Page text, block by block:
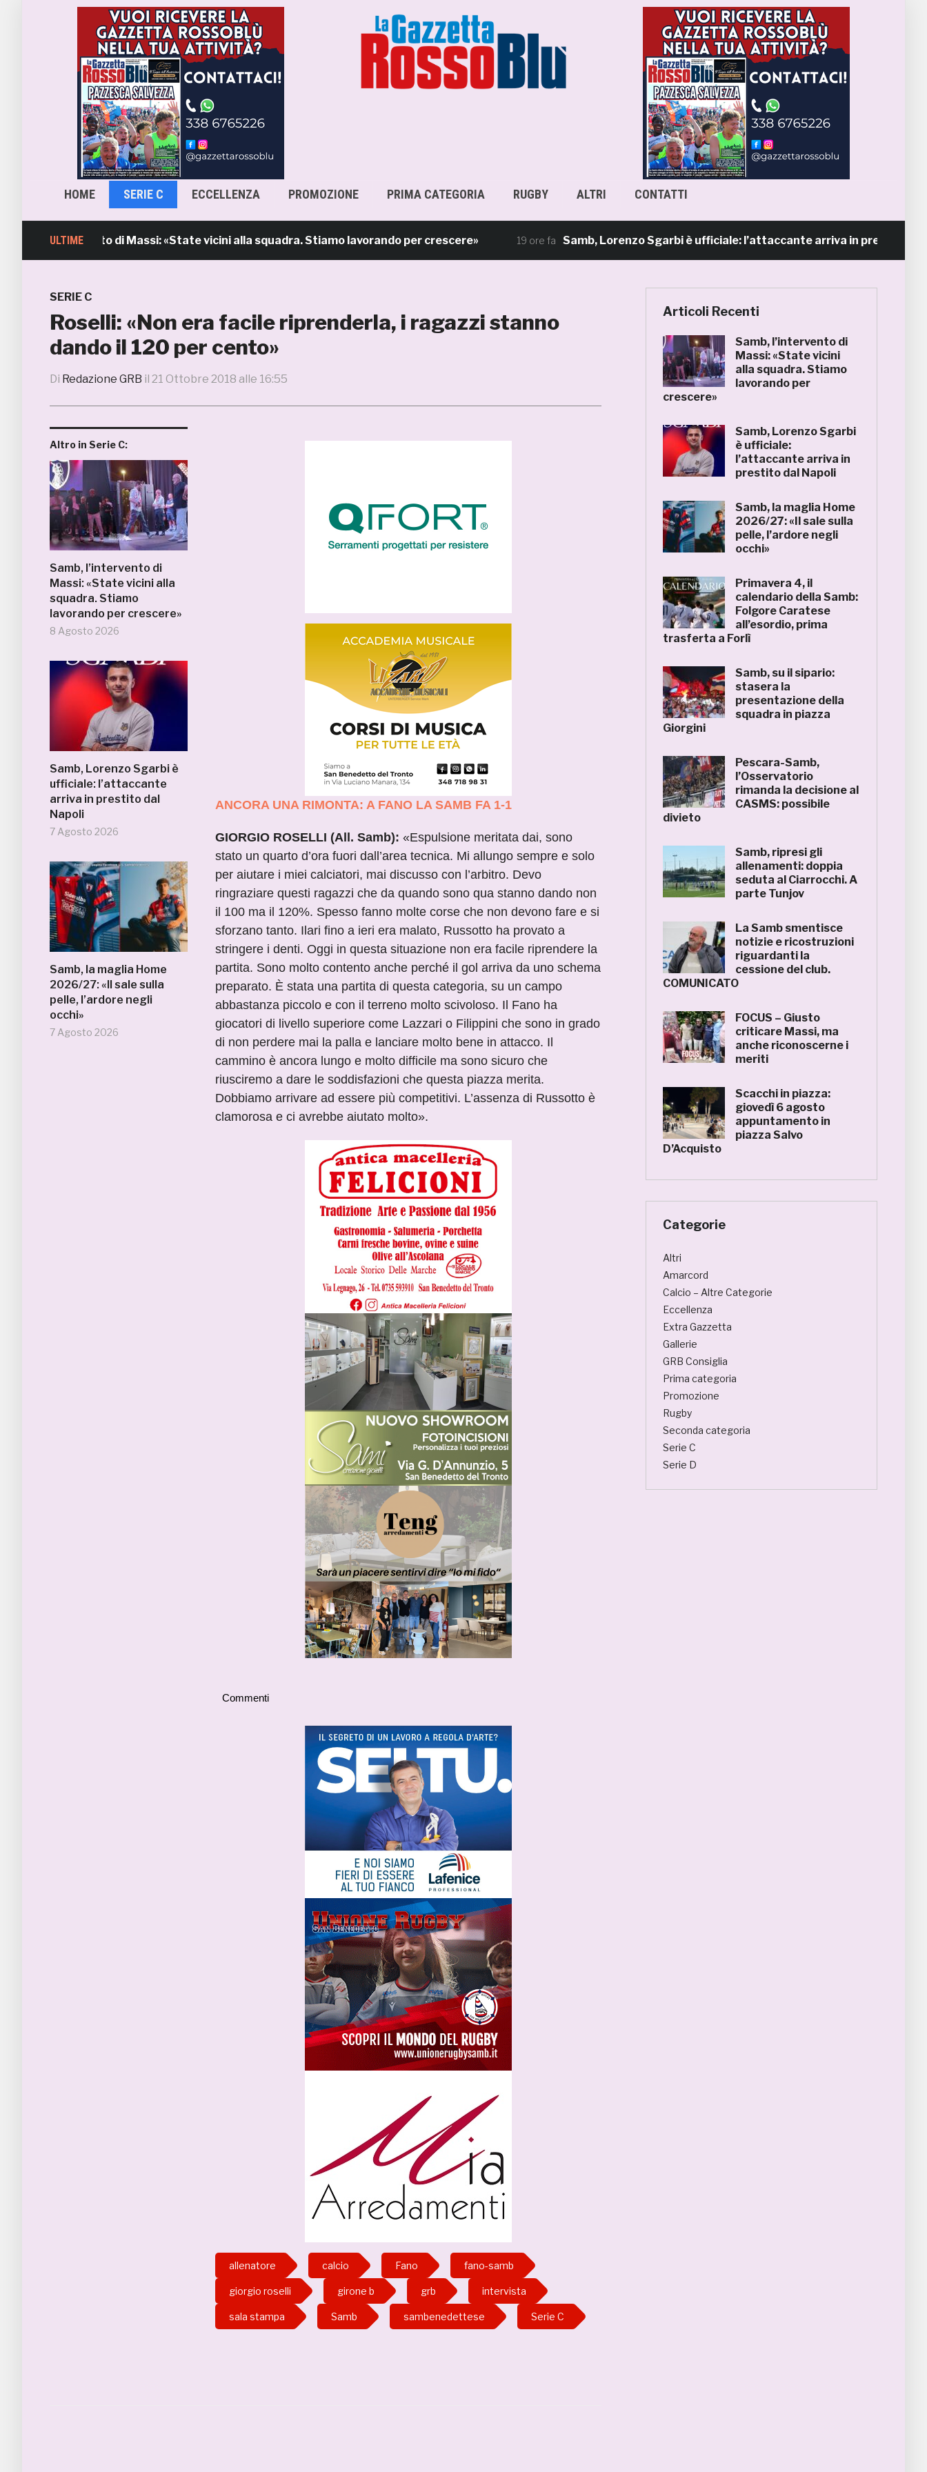
HOME SERIE C ECCELLENZA PROMOZIONE PRIMA CATEGORIA RUGBY ALTRI CONTATTI
ULTIME
l’intervento di Massi: «State vicini alla squadra. Stiamo lavorando per crescere» 19 ore fa Samb, Lorenzo Sgarbi è ufficiale: l’attaccante arriva in prestito dal Napoli
SERIE C
Roselli: «Non era facile riprenderla, i ragazzi stanno
dando il 120 per cento»
Di Redazione GRB il 21 Ottobre 2018 alle 16:55
Altro in Serie C:
Samb, l’intervento di
Massi: «State vicini alla
squadra. Stiamo
lavorando per crescere»
8 Agosto 2026
Samb, Lorenzo Sgarbi è
ufficiale: l’attaccante
arriva in prestito dal
Napoli
7 Agosto 2026
Samb, la maglia Home
2026/27: «Il sale sulla
pelle, l’ardore negli
occhi»
7 Agosto 2026
ANCORA UNA RIMONTA: A FANO LA SAMB FA 1-1
GIORGIO ROSELLI (All. Samb): «Espulsione meritata dai, sono
stato un quarto d’ora fuori dall’area tecnica. Mi allungo sempre e solo
per aiutare i miei calciatori, mai discusso con l’arbitro. Devo
ringraziare questi ragazzi che da quando sono qua stanno dando non
il 100 ma il 120%. Spesso fanno molte corse che non devono fare e si
sforzano tanto. Ilari fino a ieri era malato, Russotto ha provato a
stringere i denti. Oggi in questa situazione non era facile riprendere la
partita. Sono molto contento anche perché il gol arriva da uno schema
preparato. È stata una partita di questa categoria, su un campo
abbastanza piccolo e con il terreno molto scivoloso. Il Fano ha
giocatori di livello superiore come Lazzari o Filippini che sono in grado
di non perdere mai la palla e lanciare molto bene in attacco. Il
cammino è ancora lungo e molto difficile ma sono sicuro che
riusciremo a dare le soddisfazioni che questa piazza merita.
Dobbiamo arrivare ad essere più competitivi. L’assenza di Russotto è
clamorosa e ci avrebbe aiutato molto».
Commenti
allenatore calcio Fano fano-samb
giorgio roselli girone b grb intervista
sala stampa Samb sambenedettese Serie C
Articoli Recenti
Samb, l’intervento di
Massi: «State vicini
alla squadra. Stiamo
lavorando per
crescere»
Samb, Lorenzo Sgarbi
è ufficiale:
l’attaccante arriva in
prestito dal Napoli
Samb, la maglia Home
2026/27: «Il sale sulla
pelle, l’ardore negli
occhi»
Primavera 4, il
calendario della Samb:
Folgore Caratese
all’esordio, prima
trasferta a Forlì
Samb, su il sipario:
stasera la
presentazione della
squadra in piazza
Giorgini
Pescara-Samb,
l’Osservatorio
rimanda la decisione al
CASMS: possibile
divieto
Samb, ripresi gli
allenamenti: doppia
seduta al Ciarrocchi. A
parte Tunjov
La Samb smentisce
notizie e ricostruzioni
riguardanti la
cessione del club.
COMUNICATO
FOCUS – Giusto
criticare Massi, ma
anche riconoscerne i
meriti
Scacchi in piazza:
giovedì 6 agosto
appuntamento in
piazza Salvo
D’Acquisto
Categorie
Altri
Amarcord
Calcio – Altre Categorie
Eccellenza
Extra Gazzetta
Gallerie
GRB Consiglia
Prima categoria
Promozione
Rugby
Seconda categoria
Serie C
Serie D